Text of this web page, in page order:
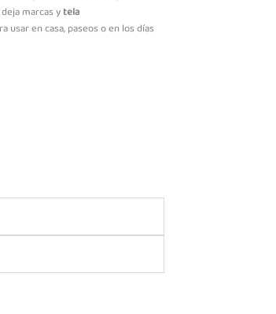
marcas ytela
usar en casa, paseos o en los días